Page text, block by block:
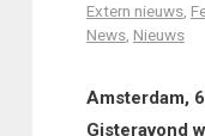
Extern nieuws,
News, Nieuws
Amsterdam,
Gisteravond